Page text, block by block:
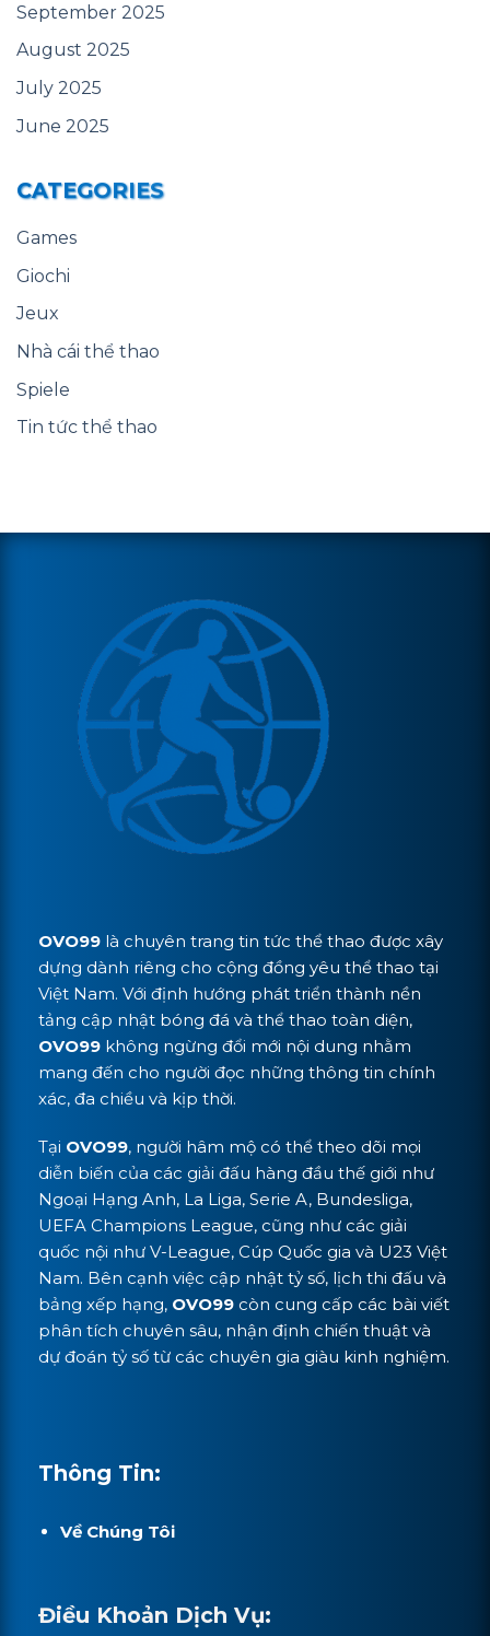
September 2025
August 2025
July 2025
June 2025
CATEGORIES
Games
Giochi
Jeux
Nhà cái thể thao
Spiele
Tin tức thể thao
OVO99 là chuyên trang tin tức thể thao được xây
dựng dành riêng cho cộng đồng yêu thể thao tại
Việt Nam. Với định hướng phát triển thành nền
tảng cập nhật bóng đá và thể thao toàn diện,
OVO99 không ngừng đổi mới nội dung nhằm
mang đến cho người đọc những thông tin chính
xác, đa chiều và kịp thời.
Tại OVO99, người hâm mộ có thể theo dõi mọi
diễn biến của các giải đấu hàng đầu thế giới như
Ngoại Hạng Anh, La Liga, Serie A, Bundesliga,
UEFA Champions League, cũng như các giải
quốc nội như V-League, Cúp Quốc gia và U23 Việt
Nam. Bên cạnh việc cập nhật tỷ số, lịch thi đấu và
bảng xếp hạng, OVO99 còn cung cấp các bài viết
phân tích chuyên sâu, nhận định chiến thuật và
dự đoán tỷ số từ các chuyên gia giàu kinh nghiệm.
Thông Tin:
Về Chúng Tôi
Điều Khoản Dịch Vụ: